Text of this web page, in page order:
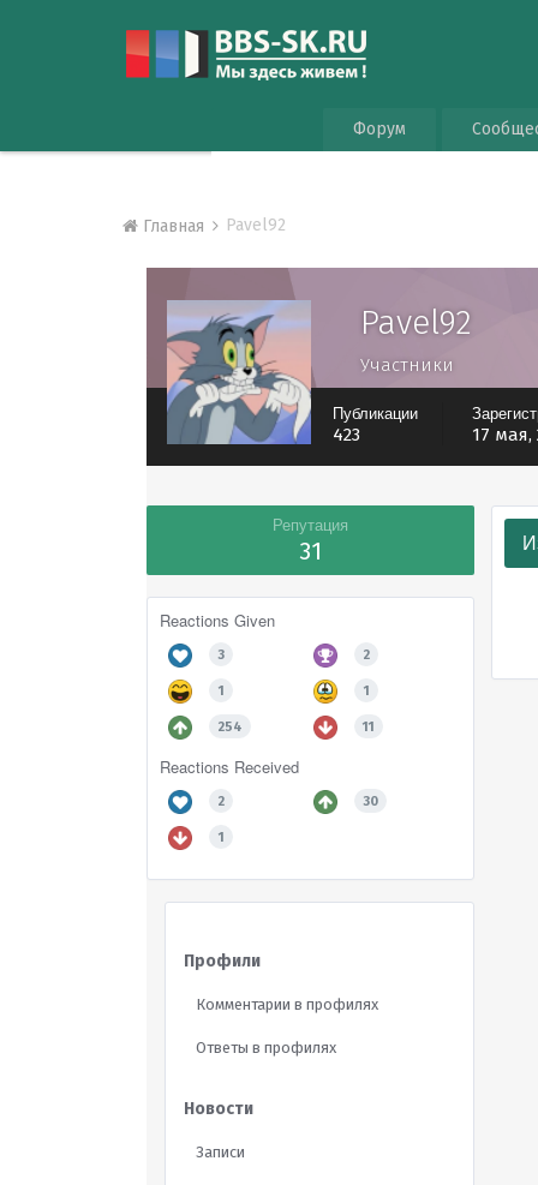
Форум
Главная Pavel92
Pavel92
Участники
Публикации
423 17 мая,
Репутация
31
Reactions Given
3 2
1 1
254 11
Reactions Received
2 30
1
Профили
Комментарии в профилях
Ответы в профилях
Новости
Записи